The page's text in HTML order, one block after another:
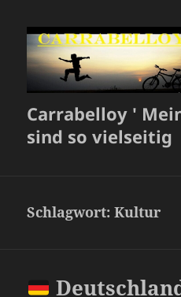
Carrabelloy '
sind so vielseitig
Schlagwort:Kultur